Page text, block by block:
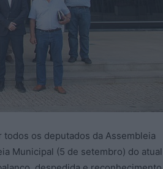
os deputados da Assembleia
Municipal (5 de setembro) do atual